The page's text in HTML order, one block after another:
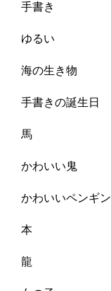
手書き
ゆるい
海の生き物
手書きの誕生日
馬
かわいい鬼
かわいいペンギン
本
龍